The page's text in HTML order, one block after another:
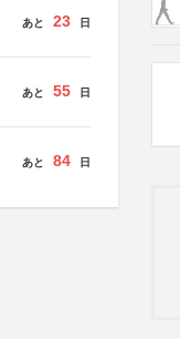
あと 23 日
あと 55 日
あと 84 日